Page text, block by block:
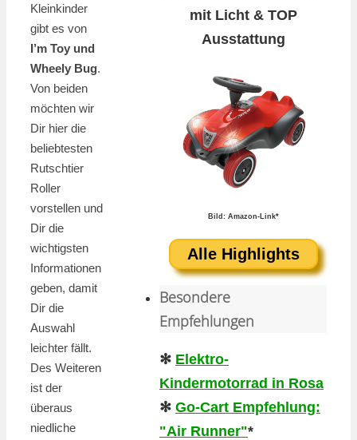
Kleinkinder
gibt es von
I’m Toy und
Wheely Bug.
Von beiden
möchten wir
Dir hier die
beliebtesten
Rutschtier
Roller
vorstellen und
Dir die
wichtigsten
Informationen
geben, damit
Dir die
Auswahl
leichter fällt.
Des Weiteren
ist der
überaus
niedliche
mit Licht & TOP
Ausstattung
Bild: Amazon-Link*
Alle Highlights
Besondere
Empfehlungen
✻ Elektro-
Kindermotorrad in Rosa
✻ Go-Cart Empfehlung:
"Air Runner"*